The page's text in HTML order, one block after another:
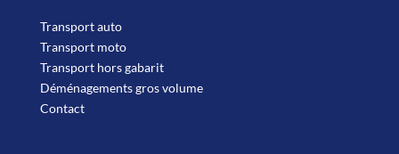
Transport auto
Transport moto
Transport hors gabarit
Déménagements gros volume
Contact